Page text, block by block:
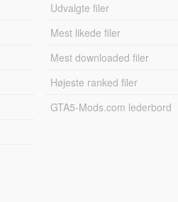
Udvalgte filer
Mest likede filer
Mest downloaded filer
Højeste ranked filer
GTA5-Mods.com lederbord